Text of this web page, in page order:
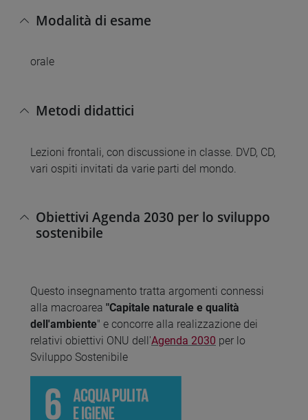
Modalità di esame
orale
Metodi didattici
Lezioni frontali, con discussione in classe. DVD, CD,
vari ospiti invitati da varie parti del mondo.
Obiettivi Agenda 2030 per lo sviluppo
sostenibile
Questo insegnamento tratta argomenti connessi
alla macroarea "Capitale naturale e qualità
dell'ambiente" e concorre alla realizzazione dei
relativi obiettivi ONU dell'Agenda 2030 per lo
Sviluppo Sostenibile